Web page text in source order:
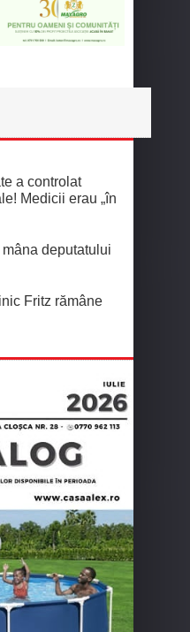
a controlat
Medicii erau „în
deputatului
Fritz rămâne